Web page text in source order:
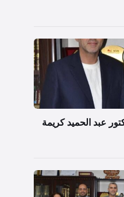
عبد الحميد كريمة